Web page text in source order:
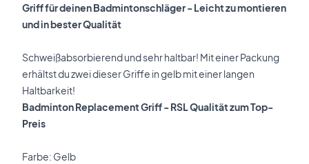
Griff für deinen Badmintonschläger - Leicht zu montieren
und in bester Qualität
Schweißabsorbierend und sehr haltbar! Mit einer Packung
erhältst du zwei dieser Griffe in gelb mit einer langen
Haltbarkeit!
Badminton Replacement Griff - RSL Qualität zum Top-
Preis
Farbe: Gelb